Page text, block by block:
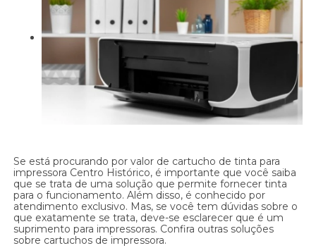
Se está procurando por valor de cartucho de tinta para
impressora Centro Histórico, é importante que você saiba
que se trata de uma solução que permite fornecer tinta
para o funcionamento. Além disso, é conhecido por
atendimento exclusivo. Mas, se você tem dúvidas sobre o
que exatamente se trata, deve-se esclarecer que é um
suprimento para impressoras. Confira outras soluções
sobre cartuchos de impressora.